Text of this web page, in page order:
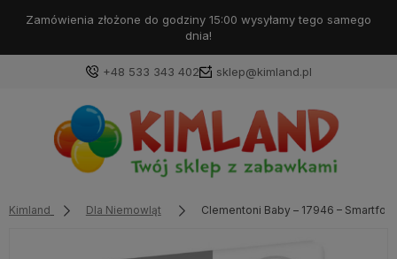
Darmowa dostawa od 99 zł!
+48 533 343 402 sklep@kimland.pl
Kimland Dla Niemowląt Clementoni Baby – 17946 –